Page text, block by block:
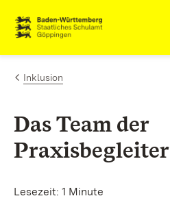
Zum Inhalt springen
Link zur Startseite
Inklusion
Das Team der
Praxisbegleiter
Lesezeit: 1 Minute